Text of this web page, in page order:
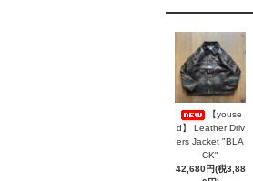
【youse
d】 Leather Driv
ers Jacket "BLA
CK"
42,680円(税3,88